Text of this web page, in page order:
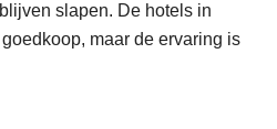
slapen. De hotels in
maar de ervaring is